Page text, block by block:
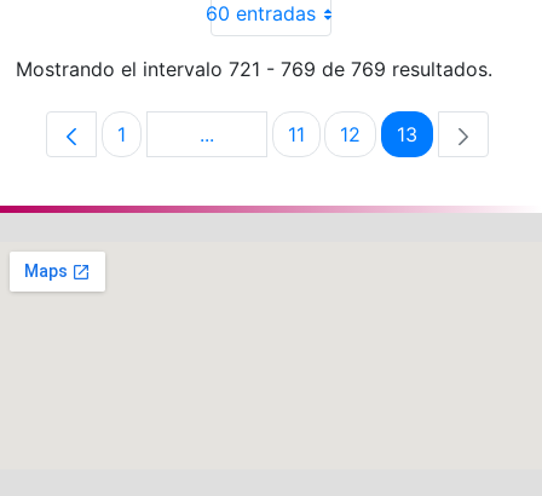
60 entradas
Mostrando el intervalo 721 - 769 de 769 resultados.
Página
1 ...Páginas intermedias Use TAB para
Página
11 Página
12 Página
13